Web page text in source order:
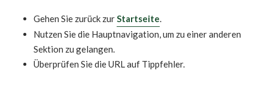
Gehen Sie zurück zurStartseite.
Nutzen Sie die Hauptnavigation, um zu einer anderen
Sektion zu gelangen.
Überprüfen Sie die URL auf Tippfehler.